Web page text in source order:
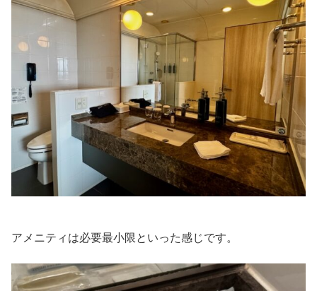
アメニティは必要最小限といった感じです。